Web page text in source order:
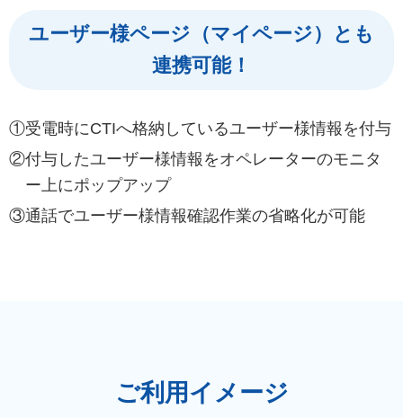
ユーザー様ページ（マイページ）とも
連携可能！
①受電時にCTIへ格納しているユーザー様情報を付与
②付与したユーザー様情報をオペレーターのモニタ
ー上にポップアップ
③通話でユーザー様情報確認作業の省略化が可能
ご利用イメージ